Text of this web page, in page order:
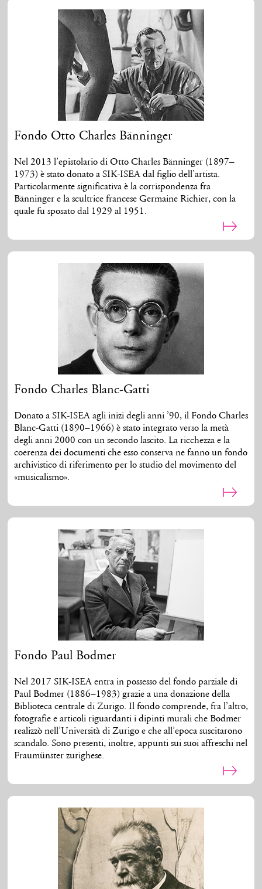
Fondo Otto Charles Bänninger
Nel 2013 l’epistolario di Otto Charles Bänninger (1897–
1973) è stato donato a SIK-ISEA dal figlio dell’artista.
Particolarmente significativa è la corrispondenza fra
Bänninger e la scultrice francese Germaine Richier, con la
quale fu sposato dal 1929 al 1951.
Fondo Charles Blanc-Gatti
Donato a SIK-ISEA agli inizi degli anni ’90, il Fondo Charles
Blanc-Gatti (1890–1966) è stato integrato verso la metà
degli anni 2000 con un secondo lascito. La ricchezza e la
coerenza dei documenti che esso conserva ne fanno un fondo
archivistico di riferimento per lo studio del movimento del
«musicalismo».
Fondo Paul Bodmer
Nel 2017 SIK-ISEA entra in possesso del fondo parziale di
Paul Bodmer (1886–1983) grazie a una donazione della
Biblioteca centrale di Zurigo. Il fondo comprende, fra l’altro,
fotografie e articoli riguardanti i dipinti murali che Bodmer
realizzò nell’Università di Zurigo e che all’epoca suscitarono
scandalo. Sono presenti, inoltre, appunti sui suoi affreschi nel
Fraumünster zurighese.